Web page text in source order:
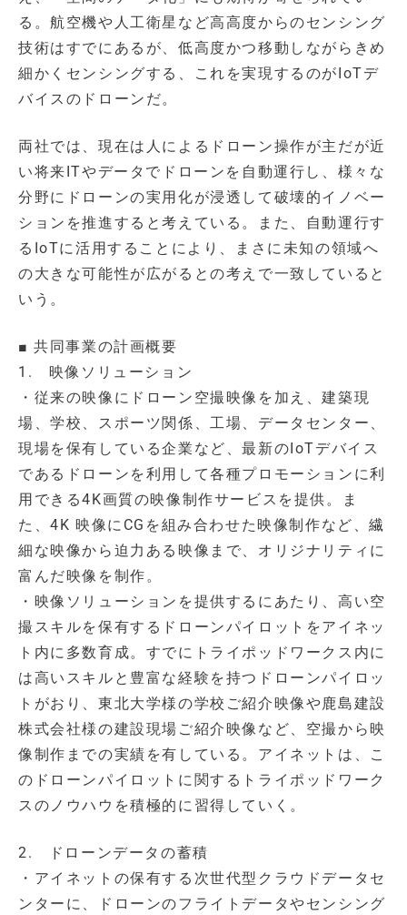
る。航空機や人工衛星など高高度からのセンシング
技術はすでにあるが、低高度かつ移動しながらきめ
細かくセンシングする、これを実現するのがIoTデ
バイスのドローンだ。
両社では、現在は人によるドローン操作が主だが近
い将来ITやデータでドローンを自動運行し、様々な
分野にドローンの実用化が浸透して破壊的イノベー
ションを推進すると考えている。また、自動運行す
るIoTに活用することにより、まさに未知の領域へ
の大きな可能性が広がるとの考えで一致していると
いう。
■ 共同事業の計画概要
1. 映像ソリューション
・従来の映像にドローン空撮映像を加え、建築現
場、学校、スポーツ関係、工場、データセンター、
現場を保有している企業など、最新のIoTデバイス
であるドローンを利用して各種プロモーションに利
用できる4K画質の映像制作サービスを提供。ま
た、4K 映像にCGを組み合わせた映像制作など、繊
細な映像から迫力ある映像まで、オリジナリティに
富んだ映像を制作。
・映像ソリューションを提供するにあたり、高い空
撮スキルを保有するドローンパイロットをアイネッ
ト内に多数育成。すでにトライポッドワークス内に
は高いスキルと豊富な経験を持つドローンパイロッ
トがおり、東北大学様の学校ご紹介映像や鹿島建設
株式会社様の建設現場ご紹介映像など、空撮から映
像制作までの実績を有している。アイネットは、こ
のドローンパイロットに関するトライポッドワーク
スのノウハウを積極的に習得していく。
2. ドローンデータの蓄積
・アイネットの保有する次世代型クラウドデータセ
ンターに、ドローンのフライトデータやセンシング